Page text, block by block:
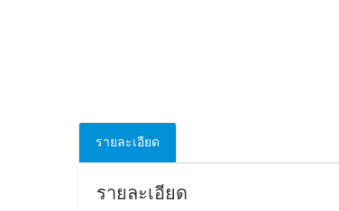
รายละเอียด
รายละเอียด